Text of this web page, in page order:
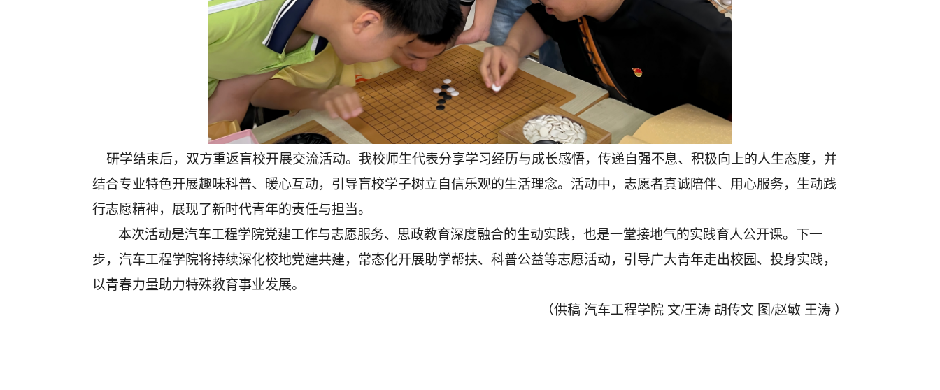
研学结束后，双方重返盲校开展交流活动。我校师生代表分享学习经历与成长感悟，传递自强不息、积极向上的人生态度，并
结合专业特色开展趣味科普、暖心互动，引导盲校学子树立自信乐观的生活理念。活动中，志愿者真诚陪伴、用心服务，生动践
行志愿精神，展现了新时代青年的责任与担当。
本次活动是汽车工程学院党建工作与志愿服务、思政教育深度融合的生动实践，也是一堂接地气的实践育人公开课。下一
步，汽车工程学院将持续深化校地党建共建，常态化开展助学帮扶、科普公益等志愿活动，引导广大青年走出校园、投身实践，
以青春力量助力特殊教育事业发展。
（供稿 汽车工程学院 文/王涛 胡传文 图/赵敏 王涛 ）